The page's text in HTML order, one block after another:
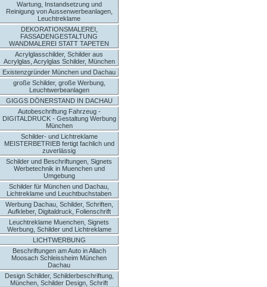
Wartung, Instandsetzung und
Reinigung von Aussenwerbeanlagen,
Leuchtreklame
DEKORATIONSMALEREI,
FASSADENGESTALTUNG
WANDMALEREI STATT TAPETEN
Acrylglasschilder, Schilder aus
Acrylglas, Acrylglas Schilder, München
Existenzgründer München und Dachau
große Schilder, große Werbung,
Leuchtwerbeanlagen
GIGGS DÖNERSTAND IN DACHAU
Autobeschriftung Fahrzeug -
DIGITALDRUCK - Gestaltung Werbung
München
Schilder- und Lichtreklame
MEISTERBETRIEB fertigt fachlich und
zuverlässig
Schilder und Beschriftungen, Signets
Werbetechnik in Muenchen und
Umgebung
Schilder für München und Dachau,
Lichtreklame und Leuchtbuchstaben
Werbung Dachau, Schilder, Schriften,
Aufkleber, Digitaldruck, Folienschrift
Leuchtreklame Muenchen, Signets
Werbung, Schilder und Lichtreklame
LICHTWERBUNG
Beschriftungen am Auto in Allach
Moosach Schleissheim München
Dachau
Design Schilder, Schilderbeschriftung,
München, Schilder Design, Schrift